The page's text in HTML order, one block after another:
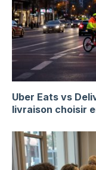
Uber Eats vs
livraison choisir